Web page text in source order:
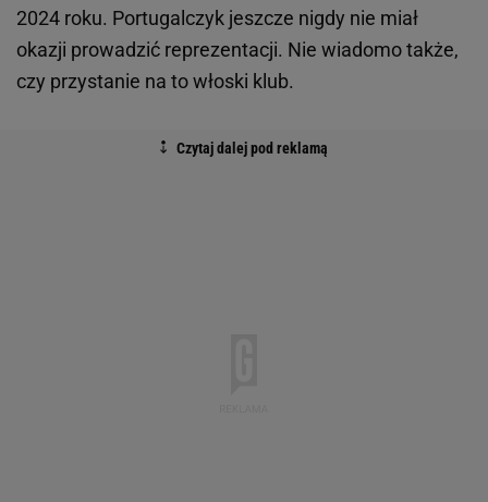
2024 roku. Portugalczyk jeszcze nigdy nie miał
okazji prowadzić reprezentacji. Nie wiadomo także,
czy przystanie na to włoski klub.